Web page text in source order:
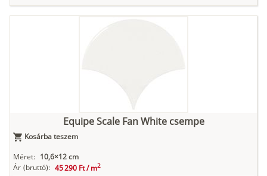
Equipe Scale Fan White csempe
Kosárba teszem
Méret: 10,6×12 cm
Ár (bruttó): 45 290 Ft /m2